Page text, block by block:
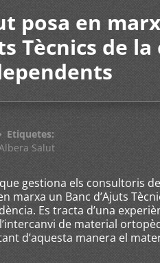
posa en
Tècnics de
Etiquetes:
Salut
gestiona els consultoris
marxa un Banc d’Ajuts
Es tracta d’una
de material
d’aquesta manera el